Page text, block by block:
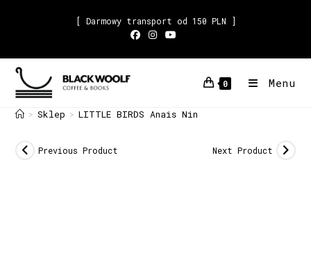
[ Darmowy transport od 150 PLN ]
0 Menu
> Sklep > LITTLE BIRDS Anais Nin
Previous Product Next Product